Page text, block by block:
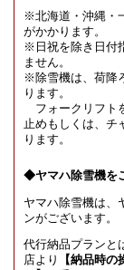
※北海道・沖縄・
がかかります。
※日祝を除き日付
ません。
※除雪機は、荷降
ります。
フォークリフト
止めもしくは、チ
ります。
◆ヤマハ除雪機を
ヤマハ除雪機は、
ンがございます。
代行納品プランと
店より
【納品時